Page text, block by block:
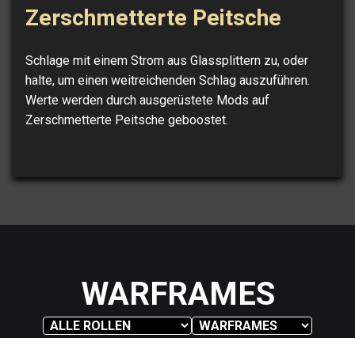
Zerschmetterte Peitsche
Schlage mit einem Strom aus Glassplittern zu, oder
halte, um einen weitreichenden Schlag auszuführen.
Werte werden durch ausgerüstete Mods auf
Zerschmetterte Peitsche geboostet.
WARFRAMES